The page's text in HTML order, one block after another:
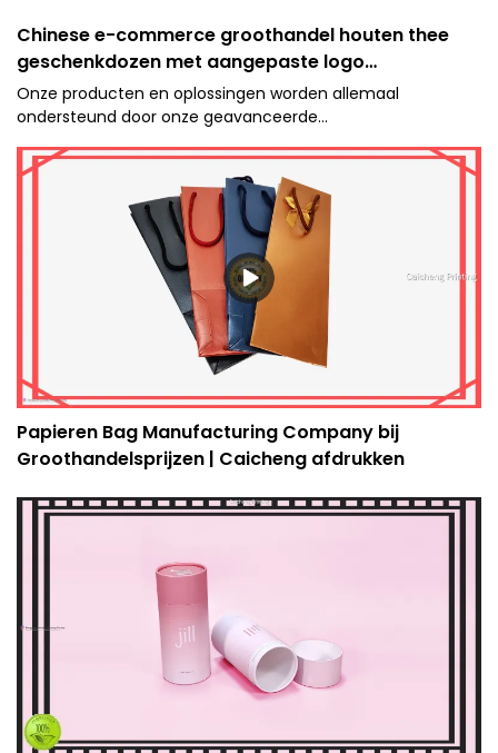
Chinese e-commerce groothandel houten thee
geschenkdozen met aangepaste logo
pakketdoos;
Onze producten en oplossingen worden allemaal
ondersteund door onze geavanceerde
technologieën. Tot nu toe hebben we de Chinese houten
theekisten vakkundig in de groothandel kunnen
vervaardigen. Het toepassingsgebied omvat onder meer
Papieren Bag Manufacturing Company bij
Groothandelsprijzen | Caicheng afdrukken